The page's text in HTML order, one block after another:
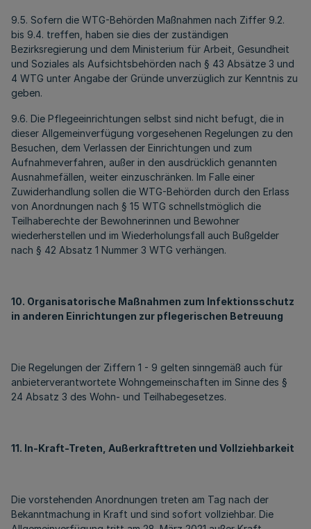
9.5. Sofern die WTG-Behörden Maßnahmen nach Ziffer 9.2.
bis 9.4. treffen, haben sie dies der zuständigen
Bezirksregierung und dem Ministerium für Arbeit, Gesundheit
und Soziales als Aufsichtsbehörden nach § 43 Absätze 3 und
4 WTG unter Angabe der Gründe unverzüglich zur Kenntnis zu
geben.
9.6. Die Pflegeeinrichtungen selbst sind nicht befugt, die in
dieser Allgemeinverfügung vorgesehenen Regelungen zu den
Besuchen, dem Verlassen der Einrichtungen und zum
Aufnahmeverfahren, außer in den ausdrücklich genannten
Ausnahmefällen, weiter einzuschränken. Im Falle einer
Zuwiderhandlung sollen die WTG-Behörden durch den Erlass
von Anordnungen nach § 15 WTG schnellstmöglich die
Teilhaberechte der Bewohnerinnen und Bewohner
wiederherstellen und im Wiederholungsfall auch Bußgelder
nach § 42 Absatz 1 Nummer 3 WTG verhängen.
10. Organisatorische Maßnahmen zum Infektionsschutz
in anderen Einrichtungen zur pflegerischen Betreuung
Die Regelungen der Ziffern 1 - 9 gelten sinngemäß auch für
anbieterverantwortete Wohngemeinschaften im Sinne des §
24 Absatz 3 des Wohn- und Teilhabegesetzes.
11. In-Kraft-Treten, Außerkrafttreten und Vollziehbarkeit
Die vorstehenden Anordnungen treten am Tag nach der
Bekanntmachung in Kraft und sind sofort vollziehbar. Die